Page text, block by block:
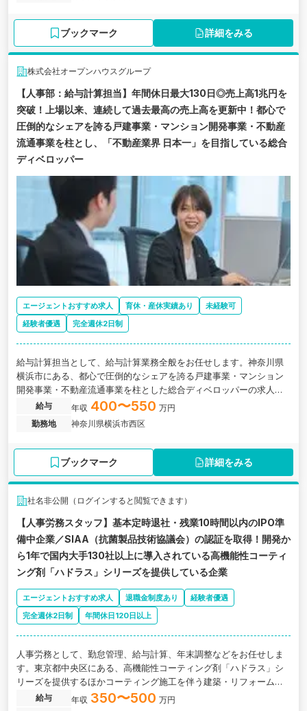
ブックマーク 詳細をみる
株式会社オープンハウスグループ
【人事部：給与計算担当】年間休日最大130日◎売上高1兆円を
突破！上場以来、連続して過去最高の売上高を更新中！都心で
圧倒的なシェアを誇る戸建事業・マンション開発事業・不動産
流通事業を柱とし、「不動産業界 日本一」を目指している総合
ディベロッパー
エージェントおすすめ求人 育休・産休実績あり
未経験可
経験者優遇
完全週休2日制
給与計算担当として、給与計算業務全般をお任せします。神奈川県
横浜市にある、都心で圧倒的なシェアを誇る戸建事業・マンション
開発事業・不動産流通事業を柱とした総合ディベロッパーの求人で
給与 年収 400〜550 万円
勤務地
神奈川県横浜市西区
ブックマーク 詳細をみる
社名非公開（ログインすると閲覧できます）
【人事労務スタッフ】基本定時退社・残業10時間以内のIPO準
備中企業／SIAA（抗菌製品技術協議会）の認証を取得！開発か
ら1年で国内大手130社以上に導入されている高機能性コーティ
ング剤「ハドラス」シリーズを提供している企業
エージェントおすすめ求人 退職金制度あり
経験者優遇
完全週休2日制
年間休日120日以上
人事労務として、勤怠管理、給与計算、年末調整などをお任せしま
す。東京都中央区にある、高機能性コーティング剤「ハドラス」シ
リーズを提供するほかコーティング施工を伴う建築・リフォーム業
も行っている企業の求人です。
給与 年収 350〜500 万円